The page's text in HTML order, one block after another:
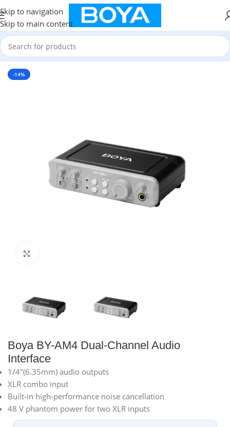
Skip to navigation
Skip to main content
Home/Audio Interface
-14%
Boya BY-AM4 Dual-Channel Audio
Interface
1/4″(6.35mm) audio outputs
XLR combo input
Built-in high-performance noise cancellation
48 V phantom power for two XLR inputs